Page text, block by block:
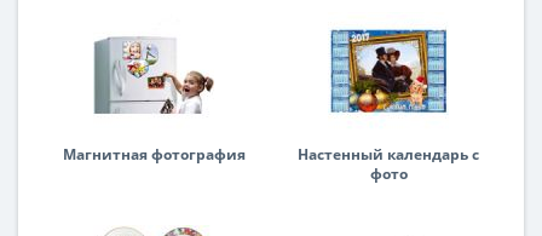
Магнитная фотография
Настенный календарь с
фото